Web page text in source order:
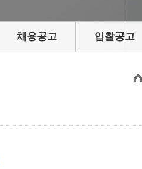
채용공고 입찰공고